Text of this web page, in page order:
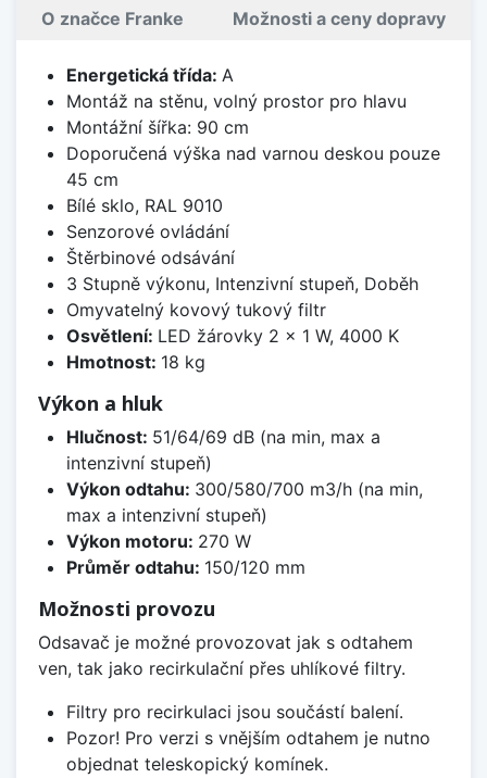
O značce Franke Možnosti a ceny dopravy
Energetická třída: A
Montáž na stěnu, volný prostor pro hlavu
Montážní šířka: 90 cm
Doporučená výška nad varnou deskou pouze
45 cm
Bílé sklo, RAL 9010
Senzorové ovládání
Štěrbinové odsávání
3 Stupně výkonu, Intenzivní stupeň, Doběh
Omyvatelný kovový tukový filtr
Osvětlení: LED žárovky 2 × 1 W, 4000 K
Hmotnost: 18 kg
Výkon a hluk
Hlučnost: 51/64/69 dB (na min, max a
intenzivní stupeň)
Výkon odtahu: 300/580/700 m3/h (na min,
max a intenzivní stupeň)
Výkon motoru: 270 W
Průměr odtahu: 150/120 mm
Možnosti provozu
Odsavač je možné provozovat jak s odtahem
ven, tak jako recirkulační přes uhlíkové filtry.
Filtry pro recirkulaci jsou součástí balení.
Pozor! Pro verzi s vnějším odtahem je nutno
objednat teleskopický komínek.